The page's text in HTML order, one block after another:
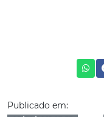
Publicado em: